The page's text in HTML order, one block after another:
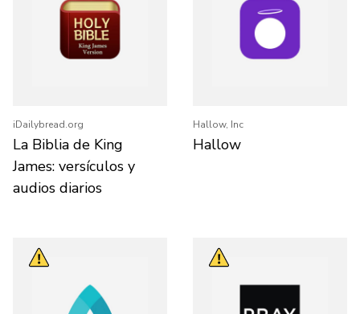
iDailybread.org
La Biblia de King
James: versículos y
audios diarios
Hallow, Inc
Hallow